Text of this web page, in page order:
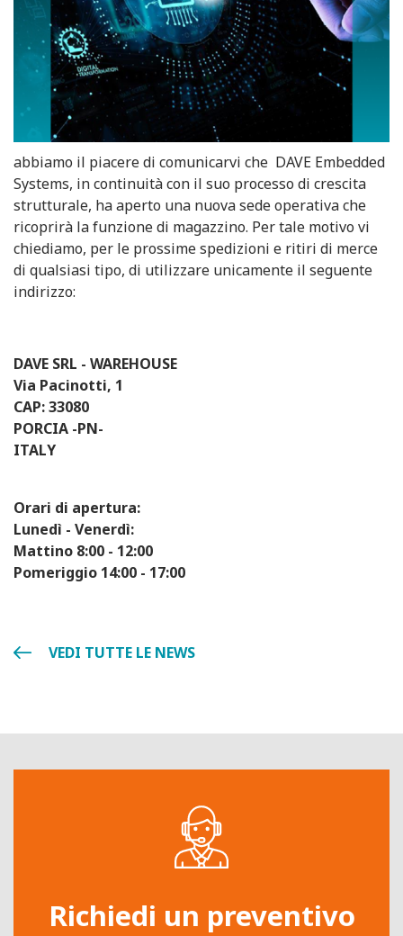
abbiamo il piacere di comunicarvi che DAVE Embedded
Systems, in continuità con il suo processo di crescita
strutturale, ha aperto una nuova sede operativa che
ricoprirà la funzione di magazzino. Per tale motivo vi
chiediamo, per le prossime spedizioni e ritiri di merce
di qualsiasi tipo, di utilizzare unicamente il seguente
indirizzo:
DAVE SRL - WAREHOUSE
Via Pacinotti, 1
CAP: 33080
PORCIA -PN-
ITALY
Orari di apertura:
Lunedì - Venerdì:
Mattino 8:00 - 12:00
Pomeriggio 14:00 - 17:00
VEDI TUTTE LE NEWS
Richiedi un preventivo